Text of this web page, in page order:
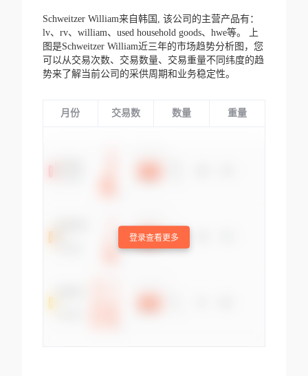
Schweitzer William来自韩国, 该公司的主营产品有：
lv、rv、william、used household goods、hwe等。
上
图是Schweitzer William近三年的市场趋势分析图，您
可以从交易次数、交易数量、交易重量不同纬度的趋
势来了解当前公司的采供周期和业务稳定性。
月份 交易数 数量 重量
登录查看更多